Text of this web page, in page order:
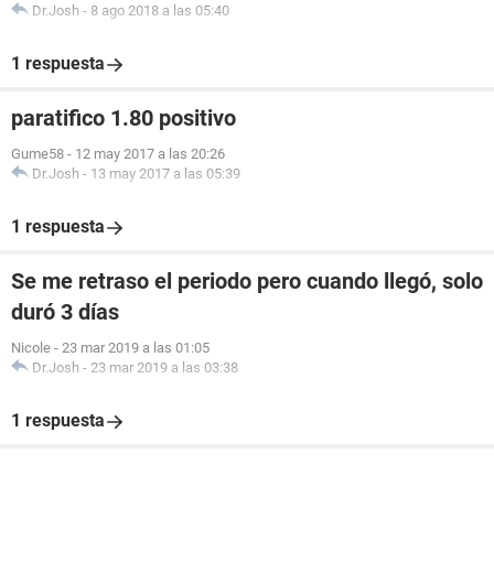
Dr.Josh - 8 ago 2018 a las 05:40
1 respuesta
paratifico 1.80 positivo
Gume58 - 12 may 2017 a las 20:26
Dr.Josh - 13 may 2017 a las 05:39
1 respuesta
Se me retraso el periodo pero cuando llegó, solo
duró 3 días
Nicole - 23 mar 2019 a las 01:05
Dr.Josh - 23 mar 2019 a las 03:38
1 respuesta